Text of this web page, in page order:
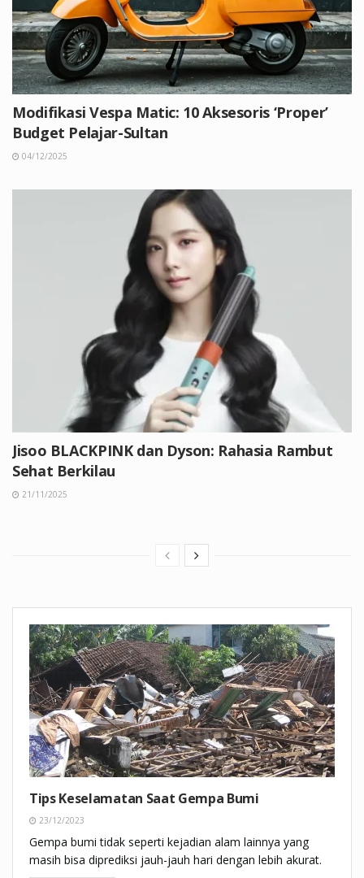
Modifikasi Vespa Matic: 10 Aksesoris ‘Proper’
Budget Pelajar-Sultan
04/12/2025
Jisoo BLACKPINK dan Dyson: Rahasia Rambut
Sehat Berkilau
21/11/2025
Tips Keselamatan Saat Gempa Bumi
23/12/2023
Gempa bumi tidak seperti kejadian alam lainnya yang
masih bisa diprediksi jauh-jauh hari dengan lebih akurat.